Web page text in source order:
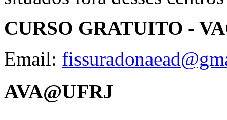
CURSO GRATUITO -
Email:
AVA@UFRJ